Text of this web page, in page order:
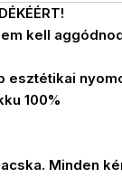
kell
esztétikai
100%
Minden